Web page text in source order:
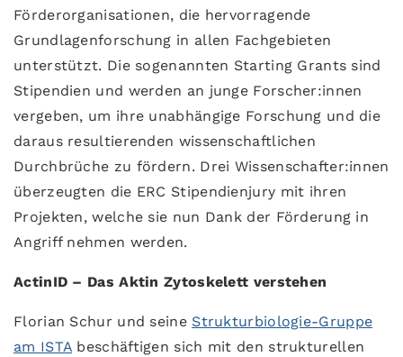
Förderorganisationen, die hervorragende
Grundlagenforschung in allen Fachgebieten
unterstützt. Die sogenannten Starting Grants sind
Stipendien und werden an junge Forscher:innen
vergeben, um ihre unabhängige Forschung und die
daraus resultierenden wissenschaftlichen
Durchbrüche zu fördern. Drei Wissenschafter:innen
überzeugten die ERC Stipendienjury mit ihren
Projekten, welche sie nun Dank der Förderung in
Angriff nehmen werden.
ActinID – Das Aktin Zytoskelett verstehen
Florian Schur und seine Strukturbiologie-Gruppe
am ISTA beschäftigen sich mit den strukturellen